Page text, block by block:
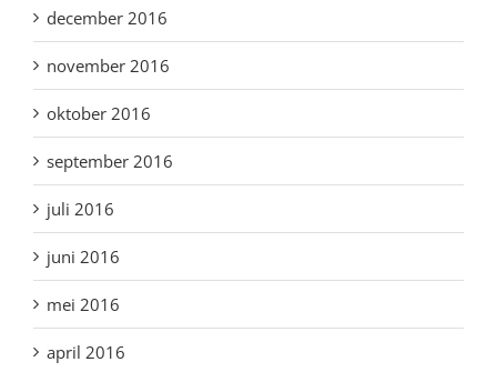
december 2016
november 2016
oktober 2016
september 2016
juli 2016
juni 2016
mei 2016
april 2016